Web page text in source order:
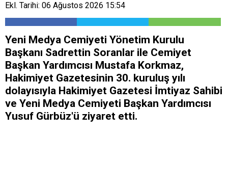
Ekl. Tarihi: 06 Ağustos 2026 15:54
Yeni Medya Cemiyeti Yönetim Kurulu
Başkanı Sadrettin Soranlar ile Cemiyet
Başkan Yardımcısı Mustafa Korkmaz,
Hakimiyet Gazetesinin 30. kuruluş yılı
dolayısıyla Hakimiyet Gazetesi İmtiyaz Sahibi
ve Yeni Medya Cemiyeti Başkan Yardımcısı
Yusuf Gürbüz'ü ziyaret etti.